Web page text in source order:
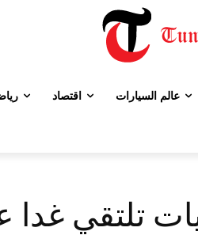
اقتصاد عالم السيارات
تلتقي